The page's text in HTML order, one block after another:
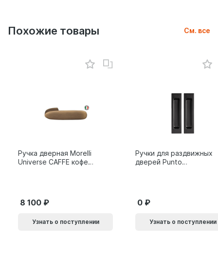
Похожие товары См. все
Ручка дверная Morelli
Universe CAFFE кофе
8 100
Узнать о поступлении
Ручки для раздвижных
дверей Punto
0
Узнать о поступлении